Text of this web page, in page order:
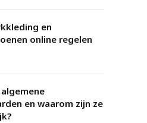
en
online regelen
en waarom zijn ze